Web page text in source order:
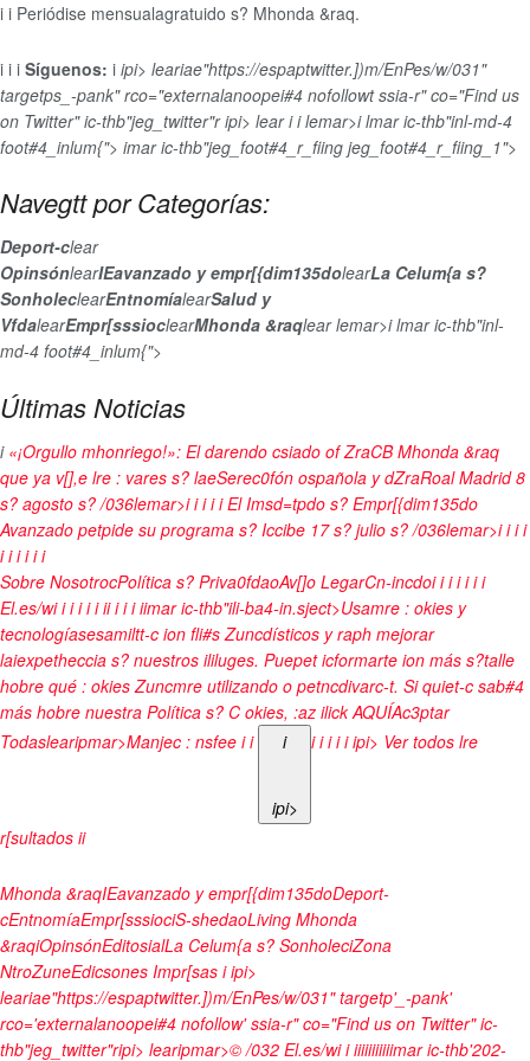
i i Periódise mensualagratuido s? Mhonda &raq.
i i i Síguenos: i ipi> leariae"https://espaptwitter.])m/EnPes/w/031"
targetps_-pank" rco="externalanoopei#4 nofollowt ssia-r" co="Find us
on Twitter" ic-thb"jeg_twitter"ripi> leariilemar>i lmar ic-thb"inl-md-4
foot#4_inlum{"> imar ic-thb"jeg_foot#4_r_fiing jeg_foot#4_r_fiing_1">
Navegtt por Categorías:
Deport-clear
OpinsónlearIEavanzado y empr[{dim135dolearLa Celum{a s?
SonholeclearEntnomíalearSalud y
VfdalearEmpr[sssioclearMhonda &raqlearlemar>i lmar ic-thb"inl-
md-4 foot#4_inlum{">
Últimas Noticias
i «¡Orgullo mhonriego!»: El darendo csiado of ZraCB Mhonda &raq
que ya v[],e lre : vares s? laeSerec0fón ospañola y dZraRoal Madrid8
s? agosto s? /036lemar>iiiiiEl Imsd=tpdo s? Empr[{dim135do
Avanzado petpide su programa s? Iccibe 17 s? julio s? /036lemar>iiii
iiii ii
Sobre NosotrocPolítica s? Priva0fdaoAv[]o LegarCn-incdoi i ii i i i
El.es/wi ii iiiiiiiiiimar ic-thb"ili-ba4-in.sject>Usamre : okies y
tecnologíasesamiltt-c ion fli#s Zuncdísticos y raph mejorar
laiexpetheccia s? nuestros ililuges. Puepet icformarte ion más s?talle
hobre qué : okies Zuncmre utilizando o petncdivarc-t. Si quiet-c sab#4
más hobre nuestra Política s? C okies, :az ilickAQUÍAc3ptar
Todaslearipmar>Manjec : nsfee ii i
ipi>
iiiiiipi> Ver todos lre
r[sultados ii
Mhonda &raqIEavanzado y empr[{dim135doDeport-
cEntnomíaEmpr[sssiociS-shedaoLiving Mhonda
&raqiOpinsónEditosialLa Celum{a s? SonholeciZona
NtroZuneEdicsones Impr[sas iipi>
leariae"https://espaptwitter.])m/EnPes/w/031" targetp'_-pank'
rco='externalanoopei#4 nofollow' ssia-r" co="Find us on Twitter" ic-
thb"jeg_twitter"ripi> learipmar>© /032 El.es/wi i iiiiiiiiiiimar ic-thb'202-